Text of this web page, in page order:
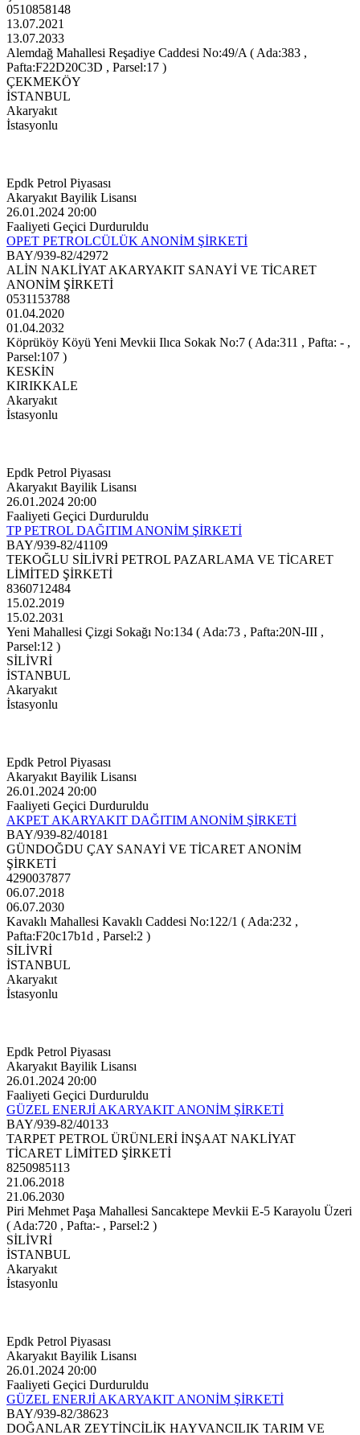
0510858148
13.07.2021
13.07.2033
Alemdağ Mahallesi Reşadiye Caddesi No:49/A ( Ada:383 ,
Pafta:F22D20C3D , Parsel:17 )
ÇEKMEKÖY
İSTANBUL
Akaryakıt
İstasyonlu
Epdk Petrol Piyasası
Akaryakıt Bayilik Lisansı
26.01.2024 20:00
Faaliyeti Geçici Durduruldu
OPET PETROLCÜLÜK ANONİM ŞİRKETİ
BAY/939-82/42972
ALİN NAKLİYAT AKARYAKIT SANAYİ VE TİCARET
ANONİM ŞİRKETİ
0531153788
01.04.2020
01.04.2032
Köprüköy Köyü Yeni Mevkii Ilıca Sokak No:7 ( Ada:311 , Pafta: - ,
Parsel:107 )
KESKİN
KIRIKKALE
Akaryakıt
İstasyonlu
Epdk Petrol Piyasası
Akaryakıt Bayilik Lisansı
26.01.2024 20:00
Faaliyeti Geçici Durduruldu
TP PETROL DAĞITIM ANONİM ŞİRKETİ
BAY/939-82/41109
TEKOĞLU SİLİVRİ PETROL PAZARLAMA VE TİCARET
LİMİTED ŞİRKETİ
8360712484
15.02.2019
15.02.2031
Yeni Mahallesi Çizgi Sokağı No:134 ( Ada:73 , Pafta:20N-III ,
Parsel:12 )
SİLİVRİ
İSTANBUL
Akaryakıt
İstasyonlu
Epdk Petrol Piyasası
Akaryakıt Bayilik Lisansı
26.01.2024 20:00
Faaliyeti Geçici Durduruldu
AKPET AKARYAKIT DAĞITIM ANONİM ŞİRKETİ
BAY/939-82/40181
GÜNDOĞDU ÇAY SANAYİ VE TİCARET ANONİM
ŞİRKETİ
4290037877
06.07.2018
06.07.2030
Kavaklı Mahallesi Kavaklı Caddesi No:122/1 ( Ada:232 ,
Pafta:F20c17b1d , Parsel:2 )
SİLİVRİ
İSTANBUL
Akaryakıt
İstasyonlu
Epdk Petrol Piyasası
Akaryakıt Bayilik Lisansı
26.01.2024 20:00
Faaliyeti Geçici Durduruldu
GÜZEL ENERJİ AKARYAKIT ANONİM ŞİRKETİ
BAY/939-82/40133
TARPET PETROL ÜRÜNLERİ İNŞAAT NAKLİYAT
TİCARET LİMİTED ŞİRKETİ
8250985113
21.06.2018
21.06.2030
Piri Mehmet Paşa Mahallesi Sancaktepe Mevkii E-5 Karayolu Üzeri
( Ada:720 , Pafta:- , Parsel:2 )
SİLİVRİ
İSTANBUL
Akaryakıt
İstasyonlu
Epdk Petrol Piyasası
Akaryakıt Bayilik Lisansı
26.01.2024 20:00
Faaliyeti Geçici Durduruldu
GÜZEL ENERJİ AKARYAKIT ANONİM ŞİRKETİ
BAY/939-82/38623
DOĞANLAR ZEYTİNCİLİK HAYVANCILIK TARIM VE